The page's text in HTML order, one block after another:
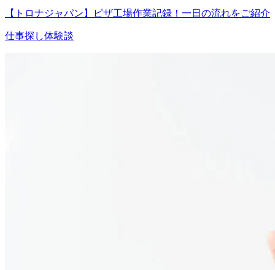
【トロナジャパン】ピザ工場作業記録！一日の流れをご紹介
仕事探し体験談